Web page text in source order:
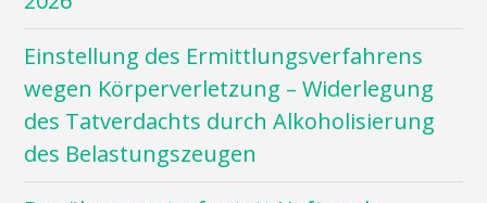
Einstellung des Ermittlungsverfahrens
wegen Körperverletzung – Widerlegung
des Tatverdachts durch Alkoholisierung
des Belastungszeugen